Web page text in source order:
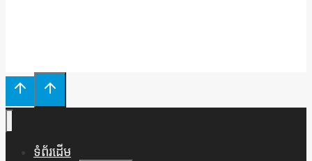
ទំព័រដើម